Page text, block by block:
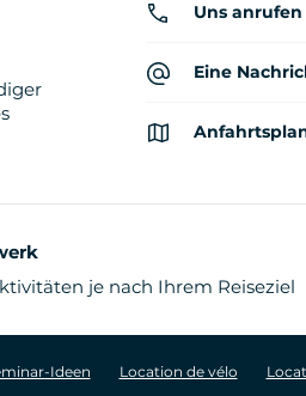
Uns anrufen
Eine
je nach Ihrem Reiseziel
Ideen Location de vélo